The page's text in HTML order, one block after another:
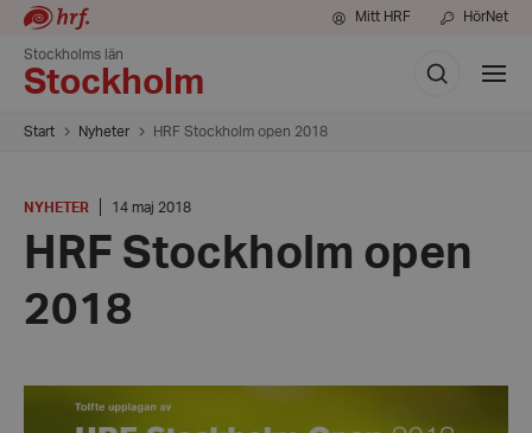
Mitt HRF HörNet
Stockholms län
Stockholm
Sök
Visa
meny
Start Nyheter HRF Stockholm open 2018
KATEGORI
NYHETER
Datum:
maj
2018
14 maj 2018
HRF Stockholm open
2018